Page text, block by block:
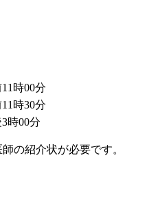
時00分
時30分
時00分
の紹介状が必要です。